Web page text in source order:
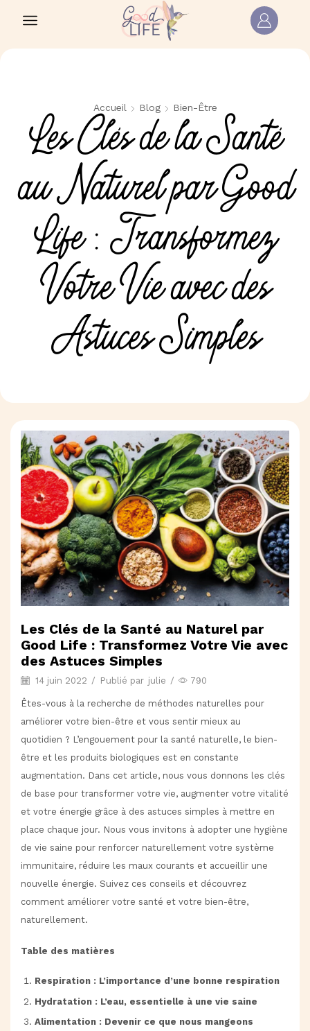
Accueil Blog Bien-Être
Les Clés de la Santé
au Naturel par Good
Life : Transformez
Votre Vie avec des
Astuces Simples
Les Clés de la Santé au Naturel par
Good Life : Transformez Votre Vie avec
des Astuces Simples
14 juin 2022 / Publié par julie / 790
Êtes-vous à la recherche de méthodes naturelles pour
améliorer votre bien-être et vous sentir mieux au
quotidien ? L’engouement pour la santé naturelle, le bien-
être et les produits biologiques est en constante
augmentation. Dans cet article, nous vous donnons les clés
de base pour transformer votre vie, augmenter votre vitalité
et votre énergie grâce à des astuces simples à mettre en
place chaque jour. Nous vous invitons à adopter une hygiène
de vie saine pour renforcer naturellement votre système
immunitaire, réduire les maux courants et accueillir une
nouvelle énergie. Suivez ces conseils et découvrez
comment améliorer votre santé et votre bien-être,
naturellement.
Table des matières
Respiration : L’importance d’une bonne respiration
Hydratation : L’eau, essentielle à une vie saine
Alimentation : Devenir ce que nous mangeons